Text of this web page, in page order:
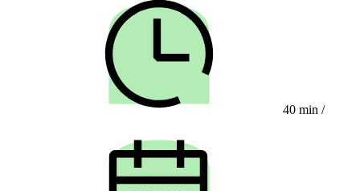
40 min /